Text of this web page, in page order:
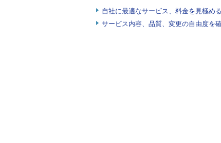
自社に最適なサービス、料金を見極め
サービス内容、品質、変更の自由度を